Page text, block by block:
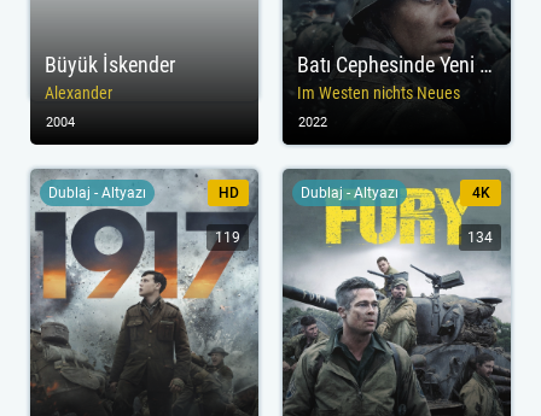
Büyük İskender
Alexander
2004
Batı Cephesinde Yeni Bir Şey Yok
Im Westen nichts Neues
2022
Dublaj - Altyazı HD
119
Dublaj - Altyazı 4K
134